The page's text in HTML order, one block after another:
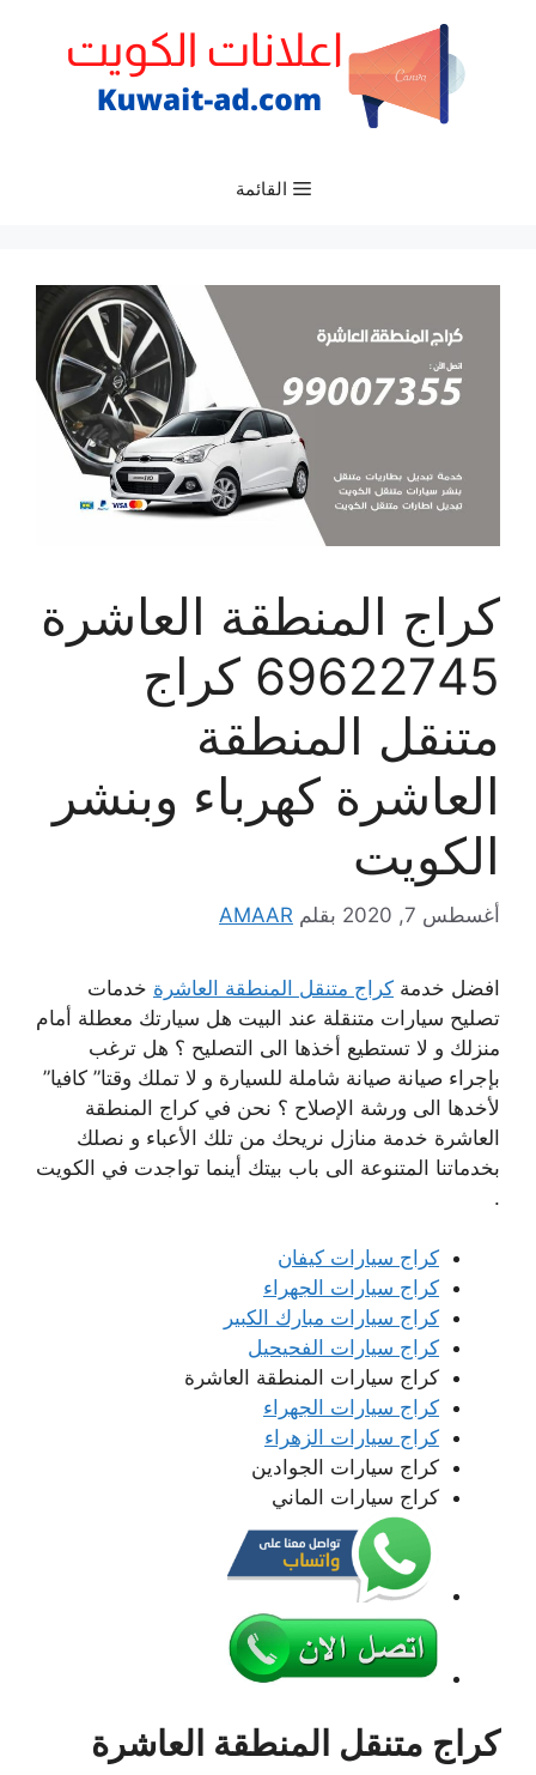
القائمة
كراج المنطقة العاشرة
69622745 كراج
متنقل المنطقة
العاشرة كهرباء وبنشر
الكويت
أغسطس 7, 2020 بقلم AMAAR
افضل خدمة كراج متنقل المنطقة العاشرة خدمات
تصليح سيارات متنقلة عند البيت هل سيارتك معطلة أمام
منزلك و لا تستطيع أخذها الى التصليح ؟ هل ترغب
بإجراء صيانة صيانة شاملة للسيارة و لا تملك وقتا” كافيا”
لأخدها الى ورشة الإصلاح ؟ نحن في كراج المنطقة
العاشرة خدمة منازل نريحك من تلك الأعباء و نصلك
بخدماتنا المتنوعة الى باب بيتك أينما تواجدت في الكويت
.
كراج سيارات كيفان
كراج سيارات الجهراء
كراج سيارات مبارك الكبير
كراج سيارات الفحيحيل
كراج سيارات المنطقة العاشرة
كراج سيارات الجهراء
كراج سيارات الزهراء
كراج سيارات الجوادين
كراج سيارات الماني
كراج متنقل المنطقة العاشرة